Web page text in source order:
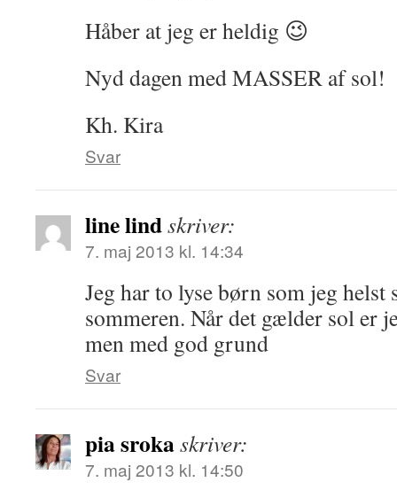
Håber at jeg er heldig 😉
Nyd dagen med MASSER af sol!
Kh. Kira
Svar
line lindskriver:
7. maj 2013 kl. 14:34
Jeg har to lyse børn som jeg helst
sommeren. Når det gælder sol er
men med god grund
Svar
pia srokaskriver:
7. maj 2013 kl. 14:50